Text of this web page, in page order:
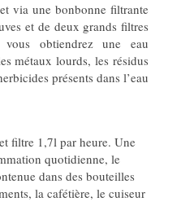
via une bonbonne filtrante
et de deux grands filtres
obtiendrez une eau
métaux lourds, les résidus
présents dans l’eau
filtre 1,7l par heure. Une
quotidienne, le
dans des bouteilles
la cafétière, le cuiseur